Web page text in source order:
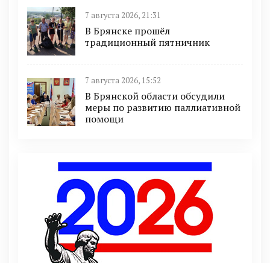
7 августа 2026, 21:31
В Брянске прошёл
традиционный пятничник
7 августа 2026, 15:52
В Брянской области обсудили
меры по развитию паллиативной
помощи